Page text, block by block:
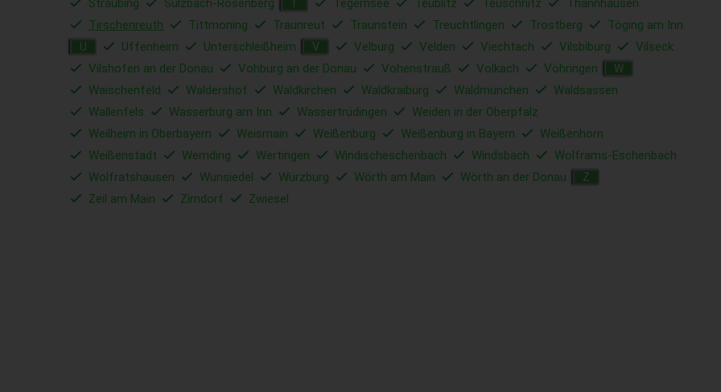
Straubing
Sulzbach-Rosenberg T Tegernsee Teublitz Teuschnitz
Thannhausen
Tirschenreuth
Tittmoning Traunreut Traunstein Treuchtlingen Trostberg Töging am Inn
U Uffenheim Unterschleißheim V Velburg Velden Viechtach Vilsbiburg
Vilseck
Vilshofen an der Donau
Vohburg an der Donau Vohenstrauß Volkach Vöhringen W
Waischenfeld Waldershof Waldkirchen Waldkraiburg Waldmünchen
Waldsassen
Wallenfels
Wasserburg am Inn Wassertrüdingen
Weiden in der Oberpfalz
Weilheim in Oberbayern
Weismain Weißenburg Weißenburg in Bayern
Weißenhorn
Weißenstadt
Wemding Wertingen Windischeschenbach Windsbach
Wolframs-Eschenbach
Wolfratshausen
Wunsiedel Würzburg Wörth am Main Wörth an der Donau Z
Zeil am Main Zirndorf Zwiesel